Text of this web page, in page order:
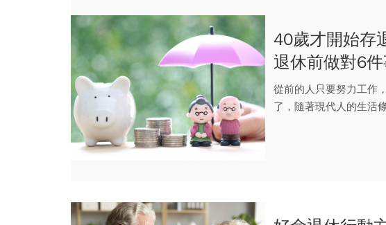
40歲才開始存
退休前做對6
從前的人只要努力工作
了，隨著現代人的生活